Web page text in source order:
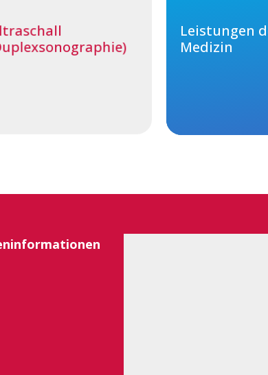
Leistungen
Medizin